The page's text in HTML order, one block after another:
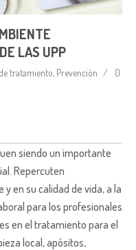
LAS UPP
tratamiento, Prevención
0
siendo un importante
Repercuten
en su calidad de vida, a la
para los profesionales
en el tratamiento para el
local, apósitos,